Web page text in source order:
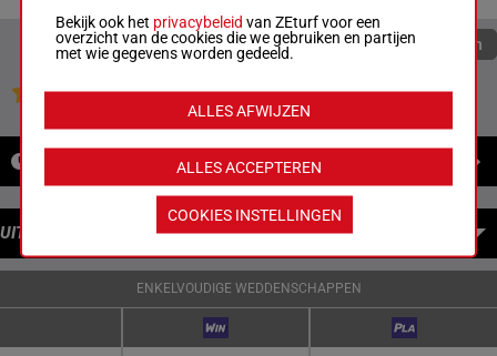
Quoteringen verversen
Jouw favoriete paarden
UITBETALINGEN
ENKELVOUDIGE WEDDENSCHAPPEN
Bekijk ook het privacybeleid van ZEturf voor een
overzicht van de cookies die we gebruiken en partijen
met wie gegevens worden gedeeld.
ALLES ACCEPTEREN
ALLES AFWIJZEN
COOKIES INSTELLINGEN